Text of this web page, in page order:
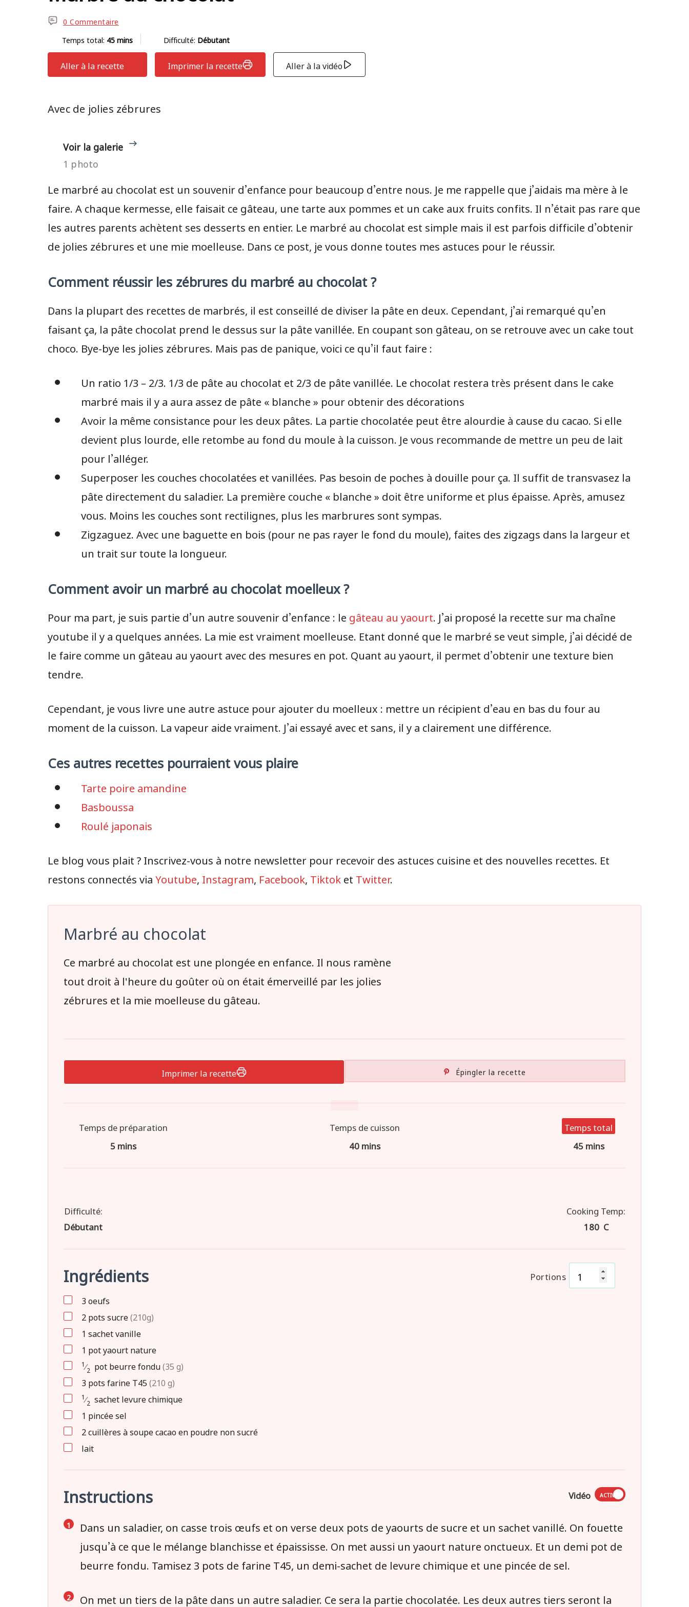
0 Commentaire
Temps total: 45 mins Difficulté: Débutant
Aller à la recette Imprimer la recette Aller à la vidéo
Avec de jolies zébrures
Voir la galerie
1 photo
Le marbré au chocolat est un souvenir d’enfance pour beaucoup d’entre nous. Je me rappelle que j’aidais ma mère à le
faire. A chaque kermesse, elle faisait ce gâteau, une tarte aux pommes et un cake aux fruits confits. Il n’était pas rare que
les autres parents achètent ses desserts en entier. Le marbré au chocolat est simple mais il est parfois difficile d’obtenir
de jolies zébrures et une mie moelleuse. Dans ce post, je vous donne toutes mes astuces pour le réussir.
Comment réussir les zébrures du marbré au chocolat ?
Dans la plupart des recettes de marbrés, il est conseillé de diviser la pâte en deux. Cependant, j’ai remarqué qu’en
faisant ça, la pâte chocolat prend le dessus sur la pâte vanillée. En coupant son gâteau, on se retrouve avec un cake tout
choco. Bye-bye les jolies zébrures. Mais pas de panique, voici ce qu’il faut faire :
Un ratio 1/3 – 2/3. 1/3 de pâte au chocolat et 2/3 de pâte vanillée. Le chocolat restera très présent dans le cake
marbré mais il y a aura assez de pâte « blanche » pour obtenir des décorations
Avoir la même consistance pour les deux pâtes. La partie chocolatée peut être alourdie à cause du cacao. Si elle
devient plus lourde, elle retombe au fond du moule à la cuisson. Je vous recommande de mettre un peu de lait
pour l’alléger.
Superposer les couches chocolatées et vanillées. Pas besoin de poches à douille pour ça. Il suffit de transvasez la
pâte directement du saladier. La première couche « blanche » doit être uniforme et plus épaisse. Après, amusez
vous. Moins les couches sont rectilignes, plus les marbrures sont sympas.
Zigzaguez. Avec une baguette en bois (pour ne pas rayer le fond du moule), faites des zigzags dans la largeur et
un trait sur toute la longueur.
Comment avoir un marbré au chocolat moelleux ?
Pour ma part, je suis partie d’un autre souvenir d’enfance : le gâteau au yaourt. J’ai proposé la recette sur ma chaîne
youtube il y a quelques années. La mie est vraiment moelleuse. Etant donné que le marbré se veut simple, j’ai décidé de
le faire comme un gâteau au yaourt avec des mesures en pot. Quant au yaourt, il permet d’obtenir une texture bien
tendre.
Cependant, je vous livre une autre astuce pour ajouter du moelleux : mettre un récipient d’eau en bas du four au
moment de la cuisson. La vapeur aide vraiment. J’ai essayé avec et sans, il y a clairement une différence.
Ces autres recettes pourraient vous plaire
Tarte poire amandine
Basboussa
Roulé japonais
Le blog vous plait ? Inscrivez-vous à notre newsletter pour recevoir des astuces cuisine et des nouvelles recettes. Et
restons connectés viaYoutube Instagram Facebook Tiktoket Twitter.
Marbré au chocolat
Ce marbré au chocolat est une plongée en enfance. Il nous ramène
tout droit à l'heure du goûter où on était émerveillé par les jolies
zébrures et la mie moelleuse du gâteau.
Imprimer la recette Épingler la recette
Temps de préparation
5 mins
Temps de cuisson
40 mins
Temps total
45 mins
Difficulté:
Débutant
Cooking Temp:
180 C
Ingrédients Portions
3oeufs
2potssucre(210g)
1 sachetvanille
1 potyaourt nature
1⁄2 potbeurre fondu(35 g)
3 potsfarine T45(210 g)
1⁄2 sachetlevure chimique
1 pincéesel
2cuillères à soupecacao en poudre non sucré
lait
Instructions Vidéo ACTIVÉ
Dans un saladier, on casse trois œufs et on verse deux pots de yaourts de sucre et un sachet vanillé. On fouette
jusqu’à ce que le mélange blanchisse et épaississe. On met aussi un yaourt nature onctueux. Et un demi pot de
beurre fondu. Tamisez 3 pots de farine T45, un demi-sachet de levure chimique et une pincée de sel.
On met un tiers de la pâte dans un autre saladier. Ce sera la partie chocolatée. Les deux autres tiers seront la